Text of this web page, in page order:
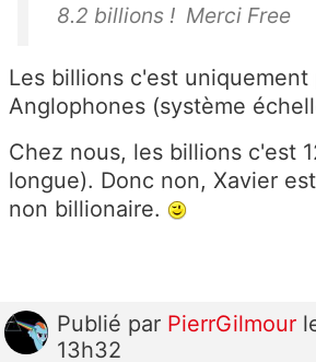
8.2 billions ! Merci Free
Les billions c'est uniquement
Anglophones (système
Chez nous, les billions c'est
longue). Donc non, Xavier
non billionaire.
Publié par PierrGilmour
13h32